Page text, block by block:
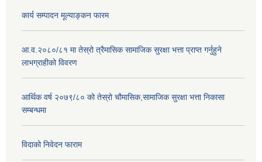
कार्य सम्पादन मूल्याङ्कन फारम
आ.व.२०८०/८१ मा तेस्रो त्रैमासिक सामाजिक सुरक्षा भत्ता प्राप्त गर्नुहुने
लाभग्राहीको विवरण
आर्थिक वर्ष २०७९/८० को तेस्रो चौमासिक,सामाजिक सुरक्षा भत्ता निकासा
सम्बन्धमा
विदाको निवेदन फाराम